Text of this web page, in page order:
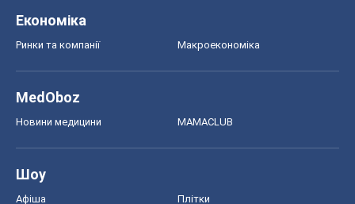
Економіка
Ринки та компанії Макроекономіка
MedOboz
Новини медицини MAMACLUB
Шоу
Афіша Плітки